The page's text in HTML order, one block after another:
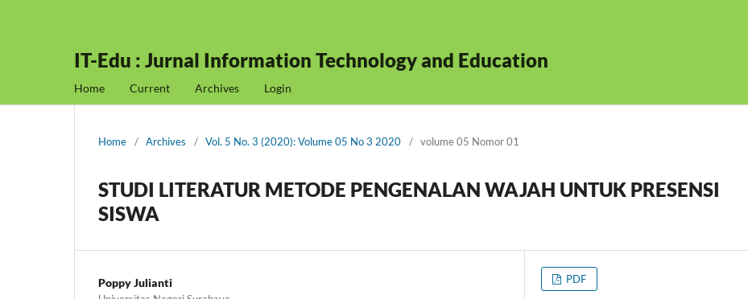
IT-Edu : Jurnal Information Technology and Education
Home Current Archives Login
Home / Archives / Vol. 5 No. 3 (2020): Volume 05 No 3 2020 / volume 05 Nomor 01
STUDI LITERATUR METODE PENGENALAN WAJAH UNTUK PRESENSI
SISWA
Poppy Julianti PDF